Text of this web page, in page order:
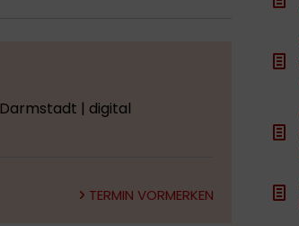
| digital
TERMIN VORMERKEN